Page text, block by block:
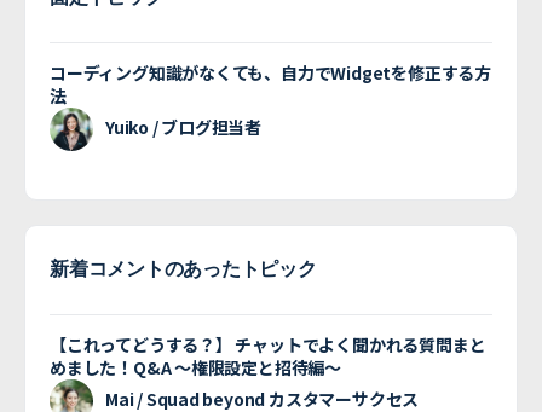
コーディング知識がなくても、自力でWidgetを修正する方
法
Yuiko / ブログ担当者
新着コメントのあったトピック
【これってどうする？】 チャットでよく聞かれる質問まと
めました！Q&A 〜権限設定と招待編〜
Mai / Squad beyond カスタマーサクセス